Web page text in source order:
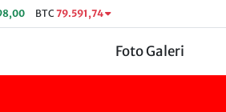
BTC 79.591,74
Foto Galeri